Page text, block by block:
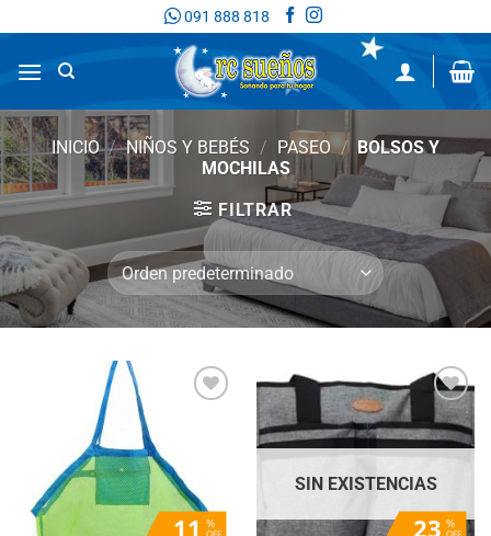
al
contenido
091 888 818
INICIO / NIÑOS Y BEBÉS / PASEO / BOLSOS Y
MOCHILAS
FILTRAR
%
OFF
11
deseos
%
OFF
23
Añadir
a la
lista
deseos
SIN EXISTENCIAS